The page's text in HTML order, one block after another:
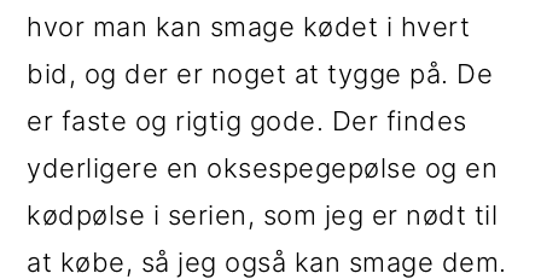
hvor man kan smage kødet i hvert
bid, og der er noget at tygge på. De
er faste og rigtig gode. Der findes
yderligere en oksespegepølse og en
kødpølse i serien, som jeg er nødt til
at købe, så jeg også kan smage dem.